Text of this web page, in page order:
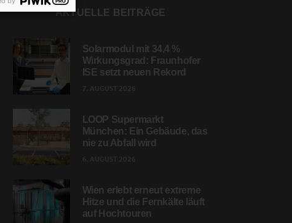
AKTUELLE BEITRÄGE
Solarmodul mit 34,4 %
Wirkungsgrad: Fraunhofer
ISE setzt neuen Rekord
LOOP Supermarkt
München: Ein Gebäude, das
nie zu Abfall wird
Wien erlebt erneut extreme
Hitze und die Fernkälte läuft
auf Hochtouren